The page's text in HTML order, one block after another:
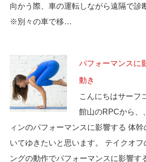
向かう際、車の運転しながら遠隔で診
※別々の車で移…
パフォーマンスに
動き
こんにちはサーフ
館山のRPCから、
ィンのパフォーマンスに影響する 体
いてゆきたいと思います。 テイクオフ
ングの動作でパフォーマンスに影響す